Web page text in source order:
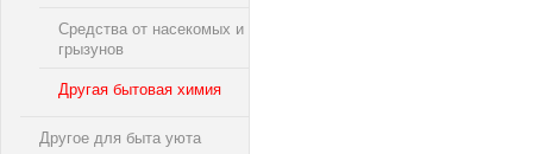
Средства от насекомых и
грызунов
Другая бытовая химия
Другое для быта уюта